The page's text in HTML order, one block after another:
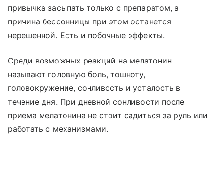
привычка засыпать только с препаратом, а
причина бессонницы при этом останется
нерешенной. Есть и побочные эффекты.
Среди возможных реакций на мелатонин
называют головную боль, тошноту,
головокружение, сонливость и усталость в
течение дня. При дневной сонливости после
приема мелатонина не стоит садиться за руль или
работать с механизмами.